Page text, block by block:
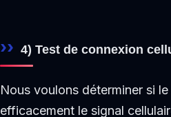
4) Test de connexion
Nous voulons déterminer si
efficacement le signal